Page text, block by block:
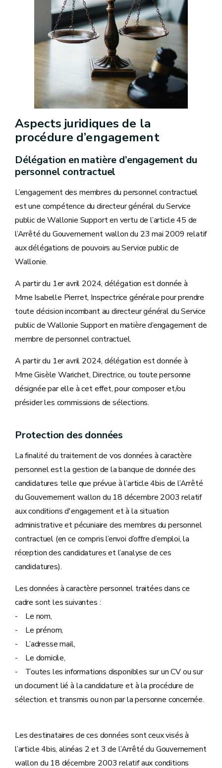
Aspects juridiques de la
procédure d’engagement
Délégation en matière d’engagement du
personnel contractuel
L’engagement des membres du personnel contractuel
est une compétence du directeur général du Service
public de Wallonie Support en vertu de l’article 45 de
l’Arrêté du Gouvernement wallon du 23 mai 2009 relatif
aux délégations de pouvoirs au Service public de
Wallonie.
A partir du 1er avril 2024, délégation est donnée à
Mme Isabelle Pierret, Inspectrice générale pour prendre
toute décision incombant au directeur général du Service
public de Wallonie Support en matière d’engagement de
membre de personnel contractuel.
A partir du 1er avril 2024, délégation est donnée à
Mme Gisèle Warichet, Directrice, ou toute personne
désignée par elle à cet effet, pour composer et/ou
présider les commissions de sélections.
Protection des données
La finalité du traitement de vos données à caractère
personnel est la gestion de la banque de donnée des
candidatures telle que prévue à l’article 4bis de l’Arrêté
du Gouvernement wallon du 18 décembre 2003 relatif
aux conditions d'engagement et à la situation
administrative et pécuniaire des membres du personnel
contractuel (en ce compris l’envoi d’offre d’emploi, la
réception des candidatures et l’analyse de ces
candidatures).
Les données à caractère personnel traitées dans ce
cadre sont les suivantes :
- Le nom,
- Le prénom,
- L’adresse mail,
- Le domicile,
- Toutes les informations disponibles sur un CV ou sur
un document lié à la candidature et à la procédure de
sélection. et transmis ou non par la personne concernée.
Les destinataires de ces données sont ceux visés à
l’article 4bis, alinéas 2 et 3 de l’Arrêté du Gouvernement
wallon du 18 décembre 2003 relatif aux conditions